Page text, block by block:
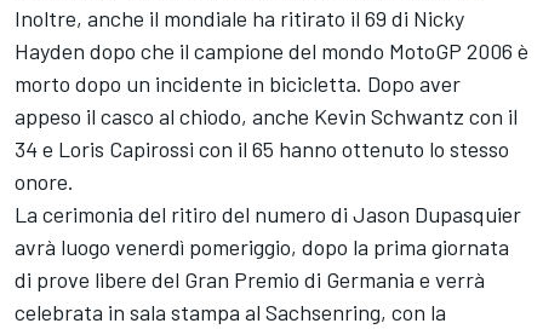
Inoltre, anche il mondiale ha ritirato il 69 di Nicky
Hayden dopo che il campione del mondo MotoGP 2006 è
morto dopo un incidente in bicicletta. Dopo aver
appeso il casco al chiodo, anche Kevin Schwantz con il
34 e Loris Capirossi con il 65 hanno ottenuto lo stesso
onore.
La cerimonia del ritiro del numero di Jason Dupasquier
avrà luogo venerdì pomeriggio, dopo la prima giornata
di prove libere del Gran Premio di Germania e verrà
celebrata in sala stampa al Sachsenring, con la